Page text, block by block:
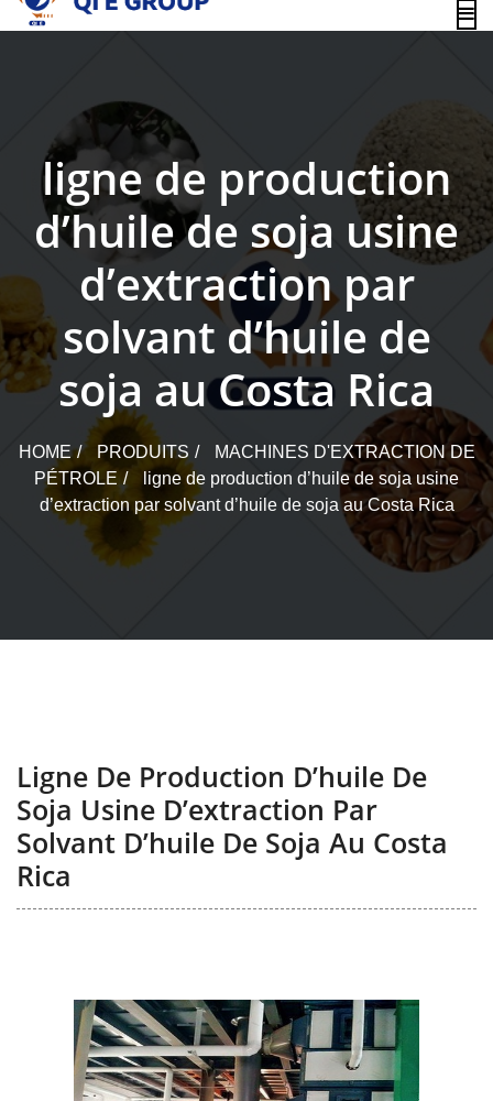
content
ligne de production
d’huile de soja usine
d’extraction par
solvant d’huile de
soja au Costa Rica
HOME PRODUITS
MACHINES D'EXTRACTION DE
PÉTROLE
ligne de production d’huile de soja usine
d’extraction par solvant d’huile de soja au Costa Rica
Ligne De Production D’huile De
Soja Usine D’extraction Par
Solvant D’huile De Soja Au Costa
Rica